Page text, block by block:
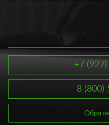
+7
8 (800)